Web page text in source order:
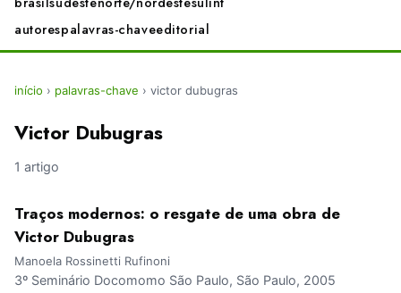
autorespalavras-chaveeditorial
início › palavras-chave › victor dubugras
Victor Dubugras
1 artigo
Traços modernos: o resgate de uma obra de
Victor Dubugras
Manoela Rossinetti Rufinoni
3º Seminário Docomomo São Paulo, São Paulo, 2005